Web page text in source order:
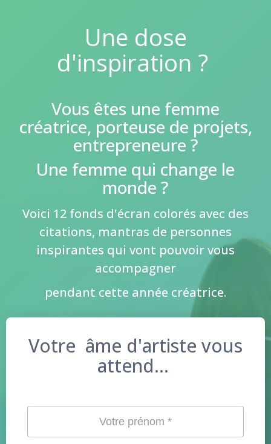
Une dose
d'inspiration ?
Vous êtes une femme
créatrice, porteuse de projets,
entrepreneure ?
Une femme qui change le
monde ?
Voici 12 fonds d'écran colorés avec des
citations, mantras de personnes
inspirantes qui vont pouvoir vous
accompagner
pendant cette année créatrice.
Votre âme d'artiste vous
attend...